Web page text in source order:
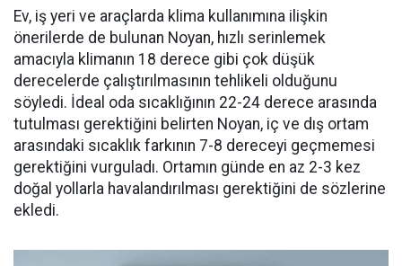
Ev, iş yeri ve araçlarda klima kullanımına ilişkin
önerilerde de bulunan Noyan, hızlı serinlemek
amacıyla klimanın 18 derece gibi çok düşük
derecelerde çalıştırılmasının tehlikeli olduğunu
söyledi. İdeal oda sıcaklığının 22-24 derece arasında
tutulması gerektiğini belirten Noyan, iç ve dış ortam
arasındaki sıcaklık farkının 7-8 dereceyi geçmemesi
gerektiğini vurguladı. Ortamın günde en az 2-3 kez
doğal yollarla havalandırılması gerektiğini de sözlerine
ekledi.